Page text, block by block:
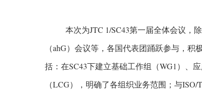
本次为JTC 1/SC43第一届全体会议，
（ahG）会议等，各国代表团踊跃参与，
括：在SC43下建立基础工作组（WG1）、
（LCG），明确了各组织业务范围；与ISO/